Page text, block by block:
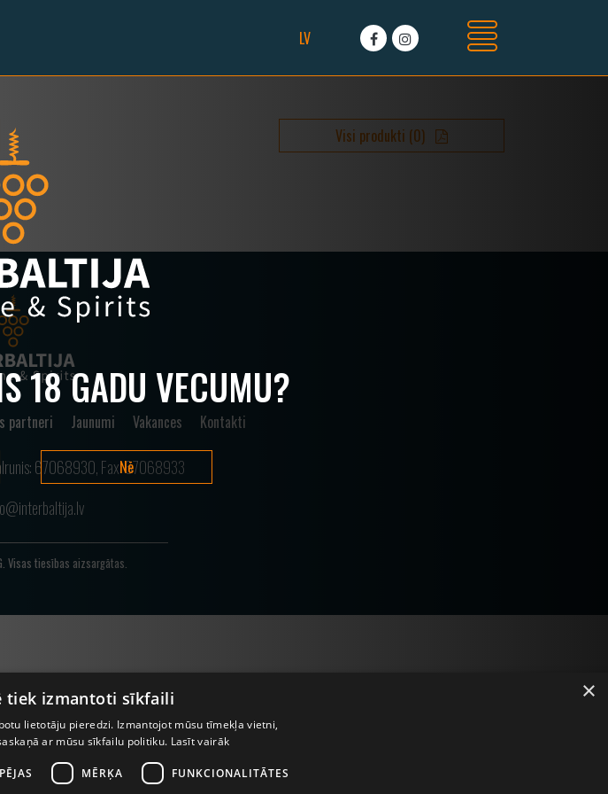
18 GADU VECUMU?
Nē
LV
Visi produkti (0)
partneri Jaunumi Vakances Kontakti
67068930, Fax: 67068933
Visas tiesības aizsargātas.
×
tiek izmantoti sīkfaili
lietotāju pieredzi. Izmantojot mūsu tīmekļa vietni,
ar mūsu sīkfailu politiku. Lasīt vairāk
MĒRĶA FUNKCIONALITĀTES